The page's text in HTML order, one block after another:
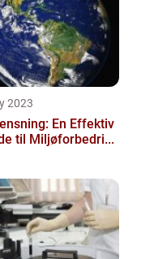
2023
En Effektiv
til Miljøforbedri...